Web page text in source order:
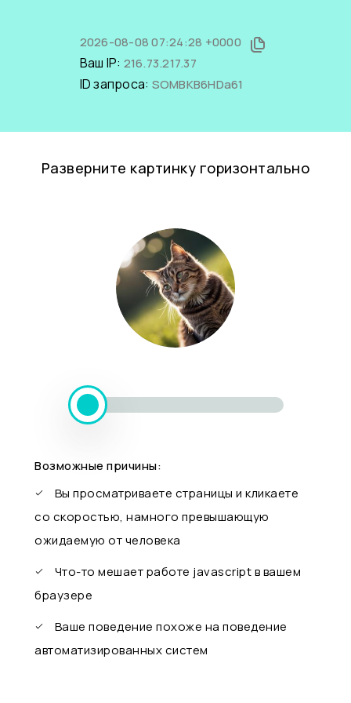
2026-08-08 07:24:28 +0000
Ваш IP: 216.73.217.37
ID запроса: SOMBKB6HDa61
Разверните картинку горизонтально
Возможные причины:
Вы просматриваете страницы и кликаете
со скоростью, намного превышающую
ожидаемую от человека
Что-то мешает работе javascript в вашем
браузере
Ваше поведение похоже на поведение
автоматизированных систем